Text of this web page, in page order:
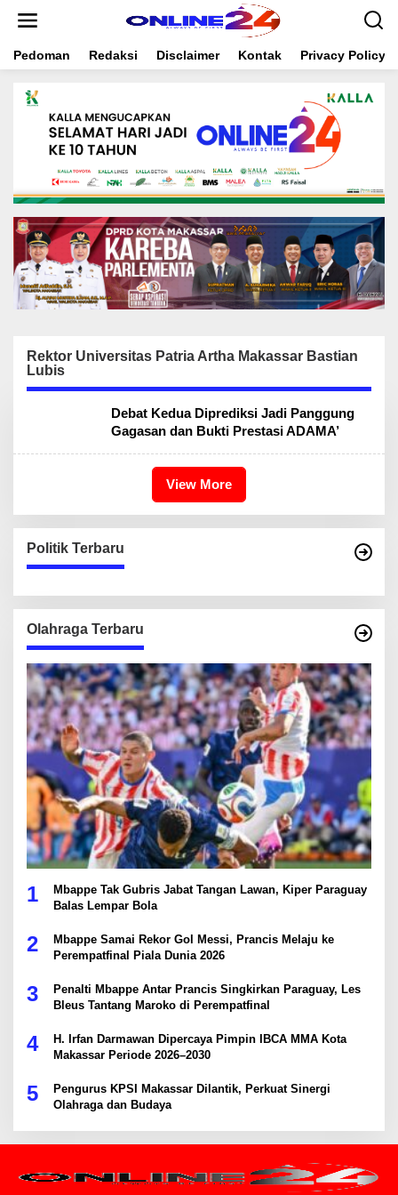
t
Pedoman Redaksi Disclaimer Kontak Privacy Policy
Rektor Universitas Patria Artha Makassar Bastian
Lubis
Debat Kedua Diprediksi Jadi Panggung
Gagasan dan Bukti Prestasi ADAMA’
View More
Politik Terbaru
Olahraga Terbaru
1
Mbappe Tak Gubris Jabat Tangan Lawan, Kiper Paraguay
Balas Lempar Bola
2
Mbappe Samai Rekor Gol Messi, Prancis Melaju ke
Perempatfinal Piala Dunia 2026
3
Penalti Mbappe Antar Prancis Singkirkan Paraguay, Les
Bleus Tantang Maroko di Perempatfinal
4
H. Irfan Darmawan Dipercaya Pimpin IBCA MMA Kota
Makassar Periode 2026–2030
5
Pengurus KPSI Makassar Dilantik, Perkuat Sinergi
Olahraga dan Budaya